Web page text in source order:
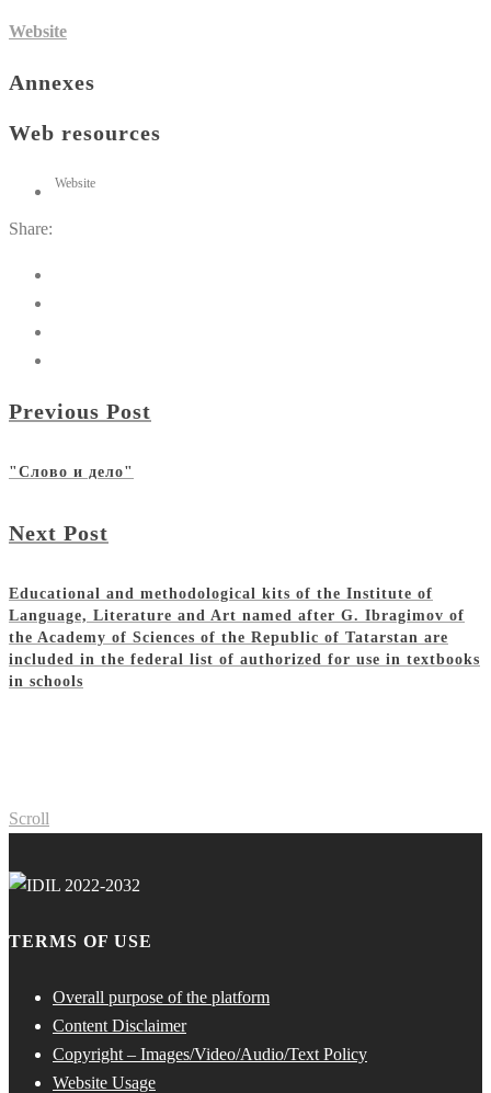
Website
Annexes
Web resources
Website
Share:
Previous Post
"Слово и дело"
Next Post
Educational and methodological kits of the Institute of
Language, Literature and Art named after G. Ibragimov of
the Academy of Sciences of the Republic of Tatarstan are
included in the federal list of authorized for use in textbooks
in schools
Scroll
TERMS OF USE
Overall purpose of the platform
Content Disclaimer
Copyright – Images/Video/Audio/Text Policy
Website Usage